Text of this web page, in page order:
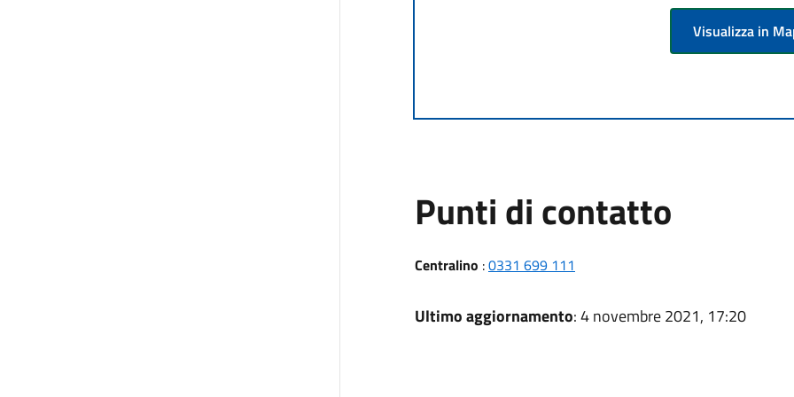
Visualizza in
Punti di contatto
Centralino :0331 699 111
Ultimo aggiornamento: 4 novembre 2021, 17:20